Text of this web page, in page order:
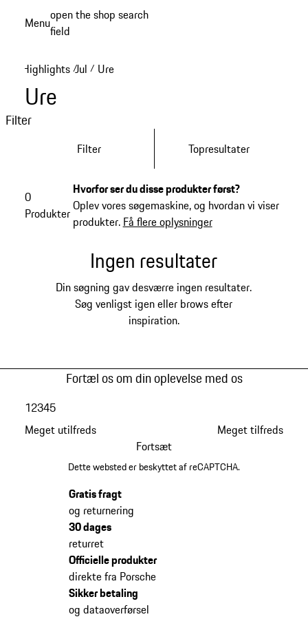
Menuopen the shop search
field
Highlights /Jul / Ure
Ure
Filter
Filter Topresultater
0
Produkter
Hvorfor ser du disse produkter først?
Oplev vores søgemaskine, og hvordan vi viser
produkter. Få flere oplysninger
Ingen resultater
Din søgning gav desværre ingen resultater.
Søg venligst igen eller brows efter
inspiration.
Fortæl os om din oplevelse med os
Meget utilfreds
12345
Meget tilfreds
Fortsæt
Dette websted er beskyttet af reCAPTCHA.
Gratis fragt
og returnering
30 dages
returret
Officielle produkter
direkte fra Porsche
Sikker betaling
og dataoverførsel